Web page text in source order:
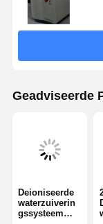
Geadviseerde
Deioniseerde
waterzuiverin
gssysteem